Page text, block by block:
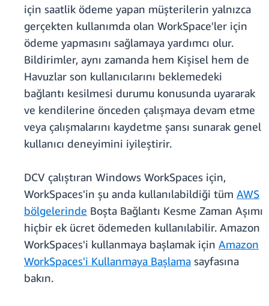
için saatlik ödeme yapan müşterilerin yalnızca
gerçekten kullanımda olan WorkSpace'ler için
ödeme yapmasını sağlamaya yardımcı olur.
Bildirimler, aynı zamanda hem Kişisel hem de
Havuzlar son kullanıcılarını beklemedeki
bağlantı kesilmesi durumu konusunda uyararak
ve kendilerine önceden çalışmaya devam etme
veya çalışmalarını kaydetme şansı sunarak genel
kullanıcı deneyimini iyileştirir.
DCV çalıştıran Windows WorkSpaces için,
WorkSpaces'in şu anda kullanılabildiği tüm AWS
bölgelerinde Boşta Bağlantı Kesme Zaman Aşımı
hiçbir ek ücret ödemeden kullanılabilir. Amazon
WorkSpaces'i kullanmaya başlamak için Amazon
WorkSpaces'i Kullanmaya Başlama sayfasına
bakın.